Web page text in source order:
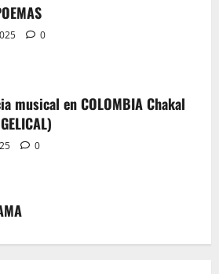
0
musical en COLOMBIA Chakal
0